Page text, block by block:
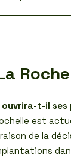
ouvrira-t-il
est
de la